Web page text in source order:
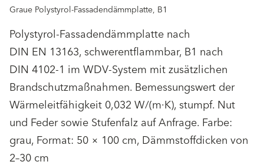
Graue Polystyrol-Fassadendämmplatte, B1
Polystyrol-Fassadendämmplatte nach
DIN EN 13163, schwerentflammbar, B1 nach
DIN 4102-1 im WDV-System mit zusätzlichen
Brandschutzmaßnahmen. Bemessungswert der
Wärmeleitfähigkeit 0,032 W/(m·K), stumpf. Nut
und Feder sowie Stufenfalz auf Anfrage. Farbe:
grau, Format: 50 × 100 cm, Dämmstoffdicken von
2–30 cm